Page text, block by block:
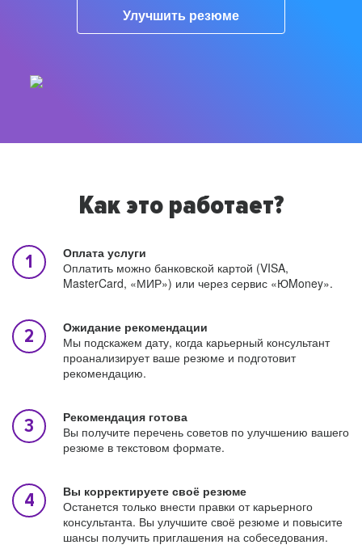
Улучшить резюме
Как это работает?
Оплата услуги
Оплатить можно банковской картой (VISA,
MasterCard, «МИР») или через сервис «ЮMoney».
Ожидание рекомендации
Мы подскажем дату, когда карьерный консультант
проанализирует ваше резюме и подготовит
рекомендацию.
Рекомендация готова
Вы получите перечень советов по улучшению вашего
резюме в текстовом формате.
Вы корректируете своё резюме
Останется только внести правки от карьерного
консультанта. Вы улучшите своё резюме и повысите
шансы получить приглашения на собеседования.